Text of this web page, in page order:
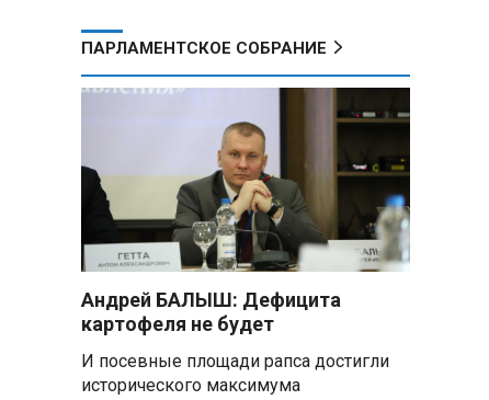
Минобороны РФ: при
освобождении Анискино ВСУ
понесли большие потери, часть
военных сдалась в плен
Александр Лукашенко:
Россияне «услышали батьку» и
скупают пустующие дома в
белорусских деревнях
Алесандр Лукашенко назвал
работу сельской торговли
возмутился «просрочкой и
тухлятиной»
ПАРЛАМЕНТСКОЕ СОБРАНИЕ
Андрей БАЛЫШ: Дефицита
картофеля не будет
И посевные площади рапса достигли
исторического максимума